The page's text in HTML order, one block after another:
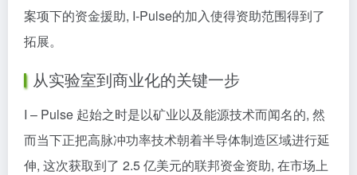
案项下的资金援助, I-Pulse的加入使得资助范围得到了
拓展。
从实验室到商业化的关键一步
I – Pulse 起始之时是以矿业以及能源技术而闻名的, 然
而当下正把高脉冲功率技术朝着半导体制造区域进行延
伸, 这次获取到了 2.5 亿美元的联邦资金资助, 在市场上